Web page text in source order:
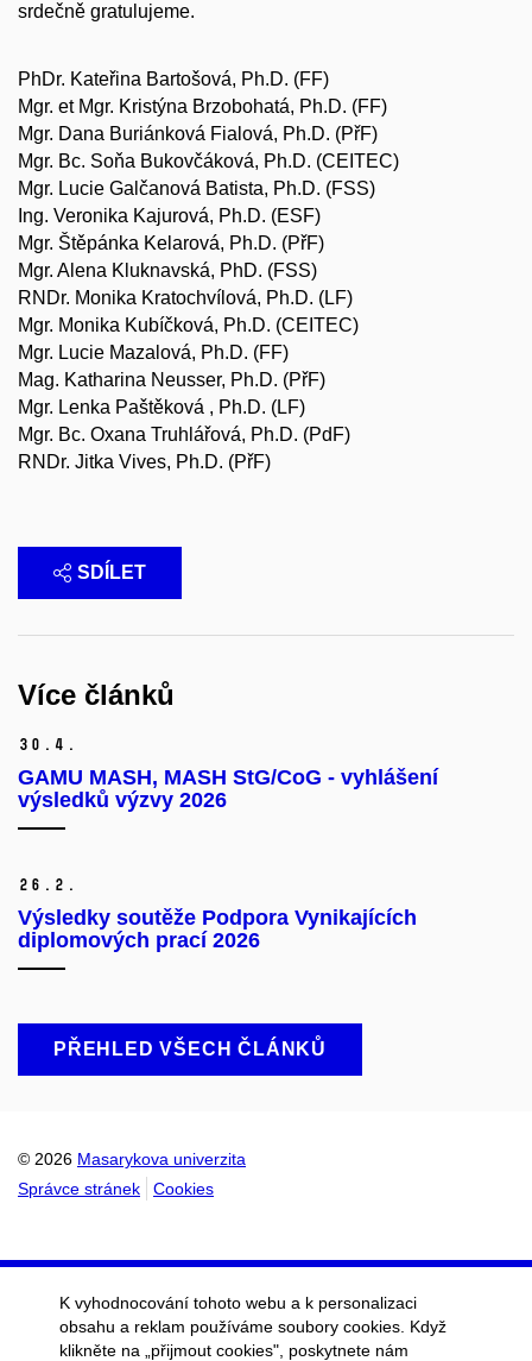
srdečně gratulujeme.
PhDr. Kateřina Bartošová, Ph.D. (FF)
Mgr. et Mgr. Kristýna Brzobohatá, Ph.D. (FF)
Mgr. Dana Buriánková Fialová, Ph.D. (PřF)
Mgr. Bc. Soňa Bukovčáková, Ph.D. (CEITEC)
Mgr. Lucie Galčanová Batista, Ph.D. (FSS)
Ing. Veronika Kajurová, Ph.D. (ESF)
Mgr. Štěpánka Kelarová, Ph.D. (PřF)
Mgr. Alena Kluknavská, PhD. (FSS)
RNDr. Monika Kratochvílová, Ph.D. (LF)
Mgr. Monika Kubíčková, Ph.D. (CEITEC)
Mgr. Lucie Mazalová, Ph.D. (FF)
Mag. Katharina Neusser, Ph.D. (PřF)
Mgr. Lenka Paštěková , Ph.D. (LF)
Mgr. Bc. Oxana Truhlářová, Ph.D. (PdF)
RNDr. Jitka Vives, Ph.D. (PřF)
SDÍLET
Více článků
30. 4.
GAMU MASH, MASH StG/CoG - vyhlášení
výsledků výzvy 2026
26. 2.
Výsledky soutěže Podpora Vynikajících
diplomových prací 2026
PŘEHLED VŠECH ČLÁNKŮ
© 2026 Masarykova univerzita
Správce stránek
Cookies
K vyhodnocování tohoto webu a k personalizaci
obsahu a reklam používáme soubory cookies. Když
klikněte na „přijmout cookies", poskytnete nám